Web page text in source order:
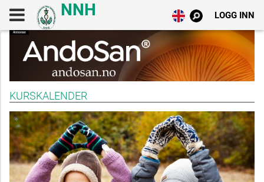
LOGG INN
KURSKALENDER